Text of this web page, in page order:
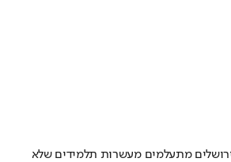
מתעלמים מעשרות תלמידים שלא